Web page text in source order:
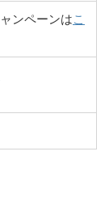
ンペーンはこ